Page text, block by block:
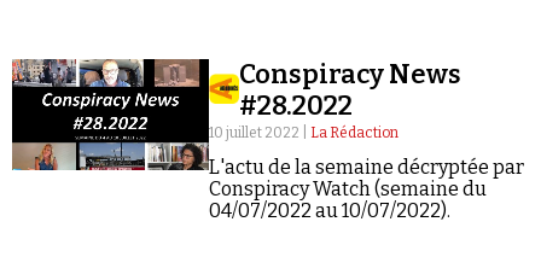
NewsletterConspiracy News
#28.2022
10 juillet 2022 | La Rédaction
L'actu de la semaine décryptée par
Conspiracy Watch (semaine du
04/07/2022 au 10/07/2022).